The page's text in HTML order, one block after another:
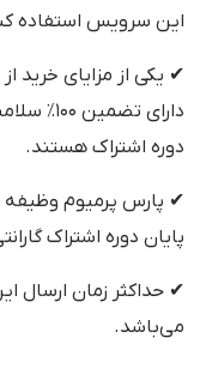
این سرویس استفاده
✔ یکی از مزایای خرید
دارای
دوره اشتراک هستند.
✔ پارس پرمیوم وظیفه
پایان دوره اشتراک
می‌باشد.